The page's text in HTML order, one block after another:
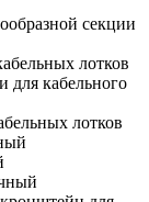
секции
лотков
для кабельного
лотков